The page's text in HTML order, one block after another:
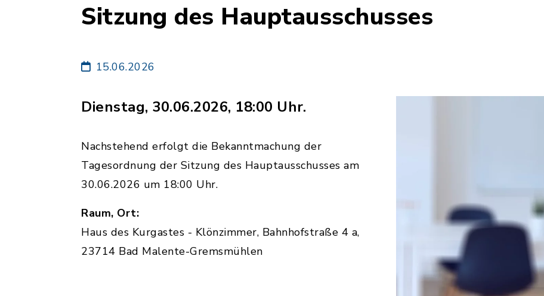
Sitzung des Hauptausschusses
15.06.2026
Dienstag, 30.06.2026, 18:00 Uhr.
Nachstehend erfolgt die Bekanntmachung der
Tagesordnung der Sitzung des Hauptausschusses am
30.06.2026 um 18:00 Uhr.
Raum, Ort:
Haus des Kurgastes - Klönzimmer, Bahnhofstraße 4 a,
23714 Bad Malente-Gremsmühlen